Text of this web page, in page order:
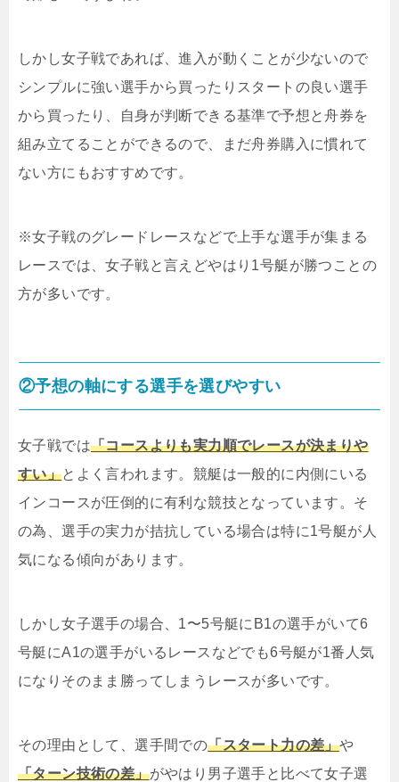
しかし女子戦であれば、進入が動くことが少ないので
シンプルに強い選手から買ったりスタートの良い選手
から買ったり、自身が判断できる基準で予想と舟券を
組み立てることができるので、まだ舟券購入に慣れて
ない方にもおすすめです。
※女子戦のグレードレースなどで上手な選手が集まる
レースでは、女子戦と言えどやはり1号艇が勝つことの
方が多いです。
②予想の軸にする選手を選びやすい
女子戦では「コースよりも実力順でレースが決まりや
すい」とよく言われます。競艇は一般的に内側にいる
インコースが圧倒的に有利な競技となっています。そ
の為、選手の実力が拮抗している場合は特に1号艇が人
気になる傾向があります。
しかし女子選手の場合、1〜5号艇にB1の選手がいて6
号艇にA1の選手がいるレースなどでも6号艇が1番人気
になりそのまま勝ってしまうレースが多いです。
その理由として、選手間での「スタート力の差」や
「ターン技術の差」がやはり男子選手と比べて女子選